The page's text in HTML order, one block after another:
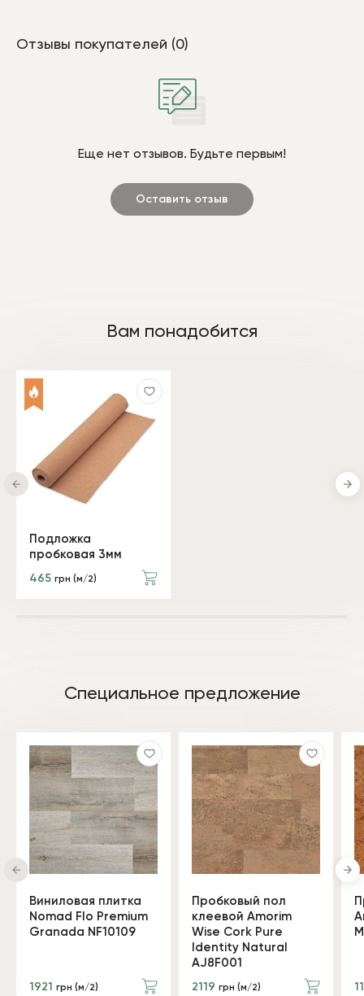
Отзывы покупателей (0)
Еще нет отзывов. Будьте первым!
Оставить отзыв
Вам понадобится
Подложка
пробковая 3мм
465 грн (м/2)
Специальное предложение
Виниловая плитка
Nomad Flo Premium
Granada NF10109
1921 грн (м/2)
Пробковый пол
клеевой Amorim
Wise Cork Pure
Identity Natural
AJ8F001
2119 грн (м/2)